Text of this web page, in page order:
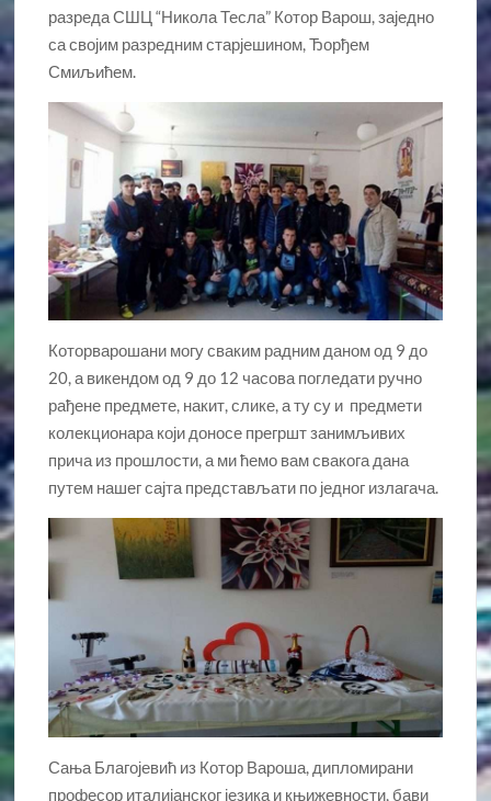
разреда СШЦ “Никола Тесла” Котор Варош, заједно
са својим разредним старјешином, Ђорђем
Смиљићем.
Которварошани могу сваким радним даном од 9 до
20, а викендом од 9 до 12 часова погледати ручно
рађене предмете, накит, слике, а ту су и предмети
колекционара који доносе прегршт занимљивих
прича из прошлости, а ми ћемо вам свакога дана
путем нашег сајта представљати по једног излагача.
Сања Благојевић из Котор Вароша, дипломирани
професор италијанског језика и књижевности, бави